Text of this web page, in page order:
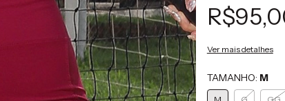
Ver mais detalhes
TAMANHO: M